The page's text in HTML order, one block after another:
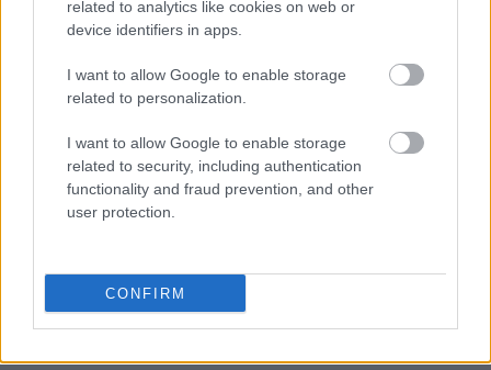
related to analytics like cookies on web or
device identifiers in apps.
I want to allow Google to enable storage
related to personalization.
I want to allow Google to enable storage
related to security, including authentication
functionality and fraud prevention, and other
user protection.
CONFIRM
scrobblować